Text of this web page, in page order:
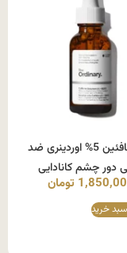
سرم کافئین 5% اوردینری ضد
دور چشم کانادایی
تومان
خرید